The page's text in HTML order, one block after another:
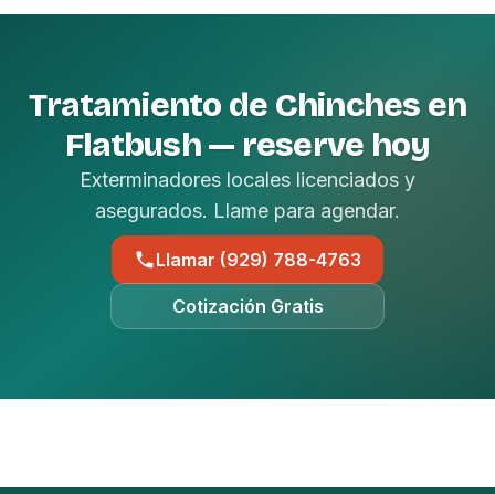
Tratamiento de Chinches en
Flatbush — reserve hoy
Exterminadores locales licenciados y
asegurados. Llame para agendar.
Llamar (929) 788-4763
Cotización Gratis